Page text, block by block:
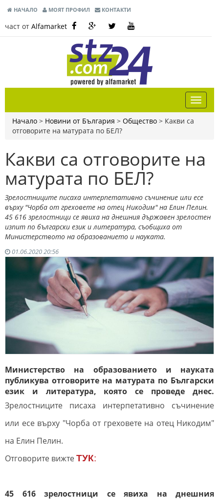
НАЧАЛО МОЯТ ПРОФИЛ КОНТАКТИ
част от Alfamarket
Начало > Новини от България > Общество > Какви са
отговорите на матурата по БЕЛ?
Какви са отговорите на
матурата по БЕЛ?
Зрелостниците писаха интерпетативно съчинение или есе
върху "Чорба от греховете на отец Никодим" на Елин Пелин.
45 616 зрелостници се явиха на днешния държавен зрелостен
изпит по български език и литература, съобщиха от
Министерството на образованието и науката.
01.06.2020 20:56
Министерство на образованието и науката
публикува отговорите на матурата по Български
език и литература, която се проведе днес.
Зрелостниците писаха интерпетативно съчинение
или есе върху "Чорба от греховете на отец Никодим"
на Елин Пелин.
Отговорите вижтеТУК:
45 616 зрелостници се явиха на днешния